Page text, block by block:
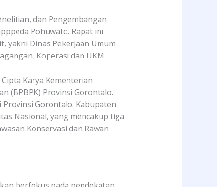
dan Pengembangan
Pohuwato. Rapat ini
yakni Dinas Pekerjaan Umum
Koperasi dan UKM.
Karya Kementerian
(BPBPK) Provinsi Gorontalo.
Gorontalo. Kabupaten
Nasional, yang mencakup tiga
Konservasi dan Rawan